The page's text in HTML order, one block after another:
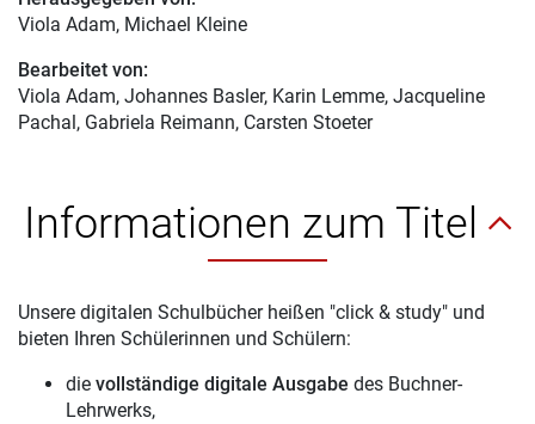
Viola Adam, Michael Kleine
Bearbeitet von:
Viola Adam, Johannes Basler, Karin Lemme, Jacqueline
Pachal, Gabriela Reimann, Carsten Stoeter
Informationen zum Titel
Unsere digitalen Schulbücher heißen "click & study" und
bieten Ihren Schülerinnen und Schülern:
die vollständige digitale Ausgabe des Buchner-
Lehrwerks,